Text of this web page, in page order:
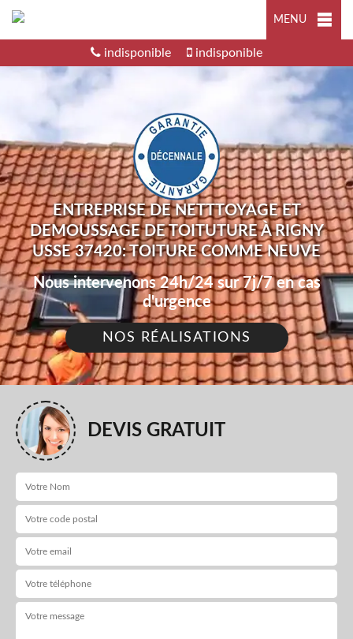
MENU
indisponible indisponible
ENTREPRISE DE NETTTOYAGE ET
DEMOUSSAGE DE TOITUTURE À RIGNY
USSE 37420: TOITURE COMME NEUVE
Nous intervenons 24h/24 sur 7j/7 en cas
d'urgence
NOS RÉALISATIONS
DEVIS GRATUIT